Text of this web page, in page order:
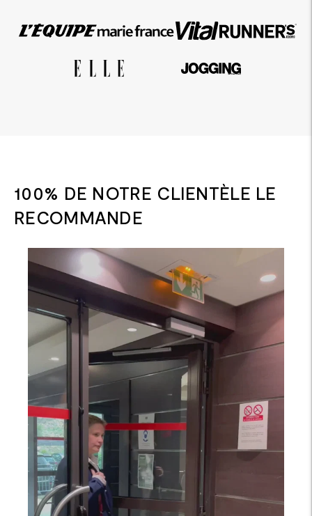
100% DE NOTRE CLIENTÈLE LE
RECOMMANDE